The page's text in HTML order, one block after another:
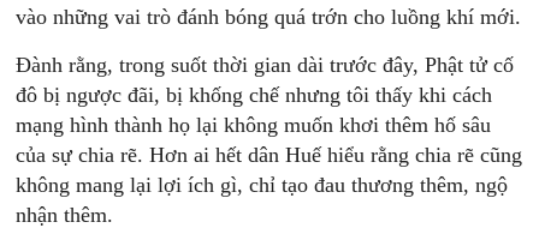
vào những vai trò đánh bóng quá trớn cho luồng khí mới.
Đành rằng, trong suốt thời gian dài trước đây, Phật tử cố
đô bị ngược đãi, bị khống chế nhưng tôi thấy khi cách
mạng hình thành họ lại không muốn khơi thêm hố sâu
của sự chia rẽ. Hơn ai hết dân Huế hiểu rằng chia rẽ cũng
không mang lại lợi ích gì, chỉ tạo đau thương thêm, ngộ
nhận thêm.